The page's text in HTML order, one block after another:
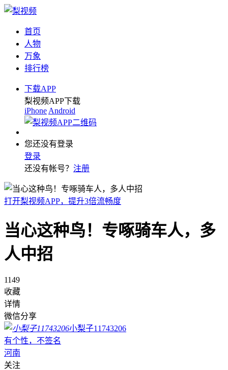
首页
人物
万象
排行榜
下载APP
梨视频APP下载
iPhone Android
您还没有登录
登录
还没有帐号？ 注册
打开梨视频APP，提升3倍流畅度
当心这种鸟！专啄骑车人，多
人中招
1149
收藏
详情
微信分享
小梨子11743206
有个性，不签名
河南
关注